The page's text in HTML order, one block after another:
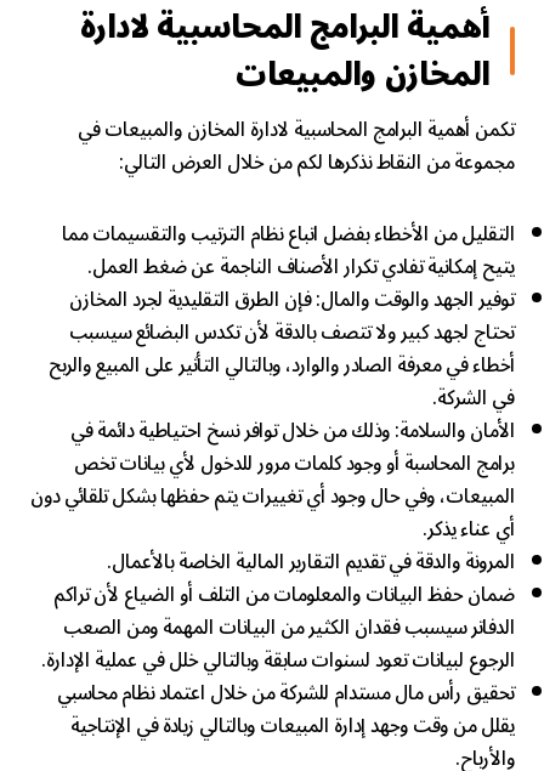
أهمية البرامج المحاسبية لادارة
المخازن والمبيعات
تكمن أهمية البرامج المحاسبية لادارة المخازن والمبيعات في
مجموعة من النقاط نذكرها لكم من خلال العرض التالي:
التقليل من الأخطاء بفضل اتباع نظام الترتيب والتقسيمات مما
يتيح إمكانية تفادي تكرار الأصناف الناجمة عن ضغط العمل.
توفير الجهد والوقت والمال: فإن الطرق التقليدية لجرد المخازن
تحتاج لجهد كبير ولا تتصف بالدقة لأن تكدس البضائع سيسبب
أخطاء في معرفة الصادر والوارد، وبالتالي التأثير على المبيع والربح
في الشركة.
الأمان والسلامة: وذلك من خلال توافر نسخ احتياطية دائمة في
برامج المحاسبة أو وجود كلمات مرور للدخول لأي بيانات تخص
المبيعات، وفي حال وجود أي تغييرات يتم حفظها بشكل تلقائي دون
أي عناء يذكر.
المرونة والدقة في تقديم التقارير المالية الخاصة بالأعمال.
ضمان حفظ البيانات والمعلومات من التلف أو الضياع لأن تراكم
الدفاتر سيسبب فقدان الكثير من البيانات المهمة ومن الصعب
الرجوع لبيانات تعود لسنوات سابقة وبالتالي خلل في عملية الإدارة.
تحقيق رأس مال مستدام للشركة من خلال اعتماد نظام محاسبي
يقلل من وقت وجهد إدارة المبيعات وبالتالي زيادة في الإنتاجية
والأرباح.